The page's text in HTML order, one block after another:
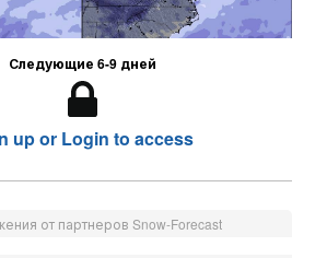
Следующие 6-9 дней
up or Login to access
от партнеров Snow-Forecast